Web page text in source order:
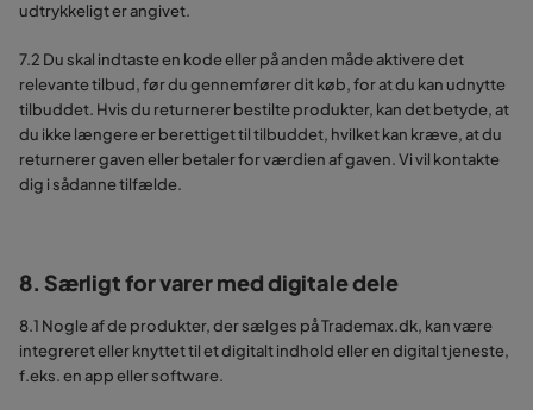
udtrykkeligt er angivet.
7.2 Du skal indtaste en kode eller på anden måde aktivere det
relevante tilbud, før du gennemfører dit køb, for at du kan udnytte
tilbuddet. Hvis du returnerer bestilte produkter, kan det betyde, at
du ikke længere er berettiget til tilbuddet, hvilket kan kræve, at du
returnerer gaven eller betaler for værdien af gaven. Vi vil kontakte
dig i sådanne tilfælde.
8. Særligt for varer med digitale dele
8.1 Nogle af de produkter, der sælges på Trademax.dk, kan være
integreret eller knyttet til et digitalt indhold eller en digital tjeneste,
f.eks. en app eller software.